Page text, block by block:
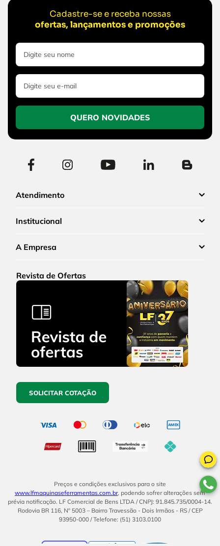
Cadastre-se e receba nossas
ofertas, lançamentos e promoções
QUERO NOVIDADES
Atendimento
Institucional
A Empresa
Revista de Ofertas
SOLICITAR COTAÇÃO
Preços e condições exclusivos para o site
www.lfmaquinaseferramentas.com.br, podendo sofrer alterações sem
prévia notificação. LF Comercial de Bens LTDA / CNPJ: 91.845.735/0004-14.
Rodovia BR 116, Nº 5003 – Bairro Travessão - Dois Irmãos - RS / CEP
93950-000 / Telefone: (51) 3103.0100